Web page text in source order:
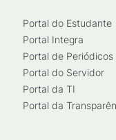
Portal do Estudante
Portal Integra
Portal de Periódicos
Portal do Servidor
Portal da TI
Portal da